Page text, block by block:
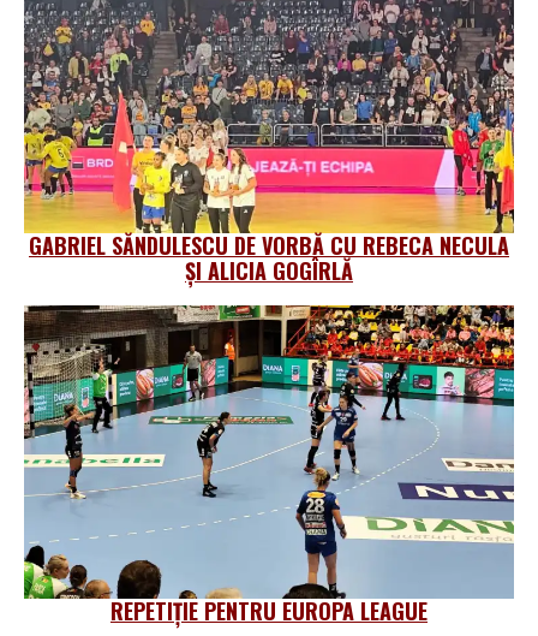
GABRIEL SĂNDULESCU DE VORBĂ CU REBECA NECULA
ȘI ALICIA GOGÎRLĂ
REPETIȚIE PENTRU EUROPA LEAGUE